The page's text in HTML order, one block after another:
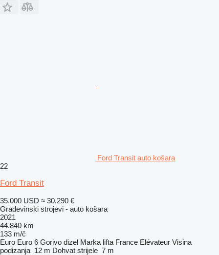
Ford Transit auto košara
22
Ford Transit
35.000 USD ≈ 30.290 €
Građevinski strojevi - auto košara
2021
44.840 km
133 m/č
Euro Euro 6 Gorivo dizel Marka lifta France Elévateur Visina
podizanja 12 m Dohvat strijele 7 m